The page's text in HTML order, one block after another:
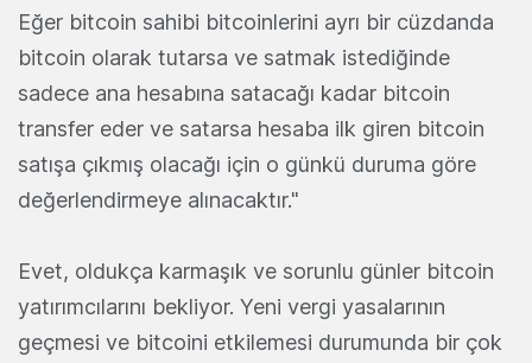
Eğer bitcoin sahibi bitcoinlerini ayrı bir cüzdanda
bitcoin olarak tutarsa ve satmak istediğinde
sadece ana hesabına satacağı kadar bitcoin
transfer eder ve satarsa hesaba ilk giren bitcoin
satışa çıkmış olacağı için o günkü duruma göre
değerlendirmeye alınacaktır."
Evet, oldukça karmaşık ve sorunlu günler bitcoin
yatırımcılarını bekliyor. Yeni vergi yasalarının
geçmesi ve bitcoini etkilemesi durumunda bir çok